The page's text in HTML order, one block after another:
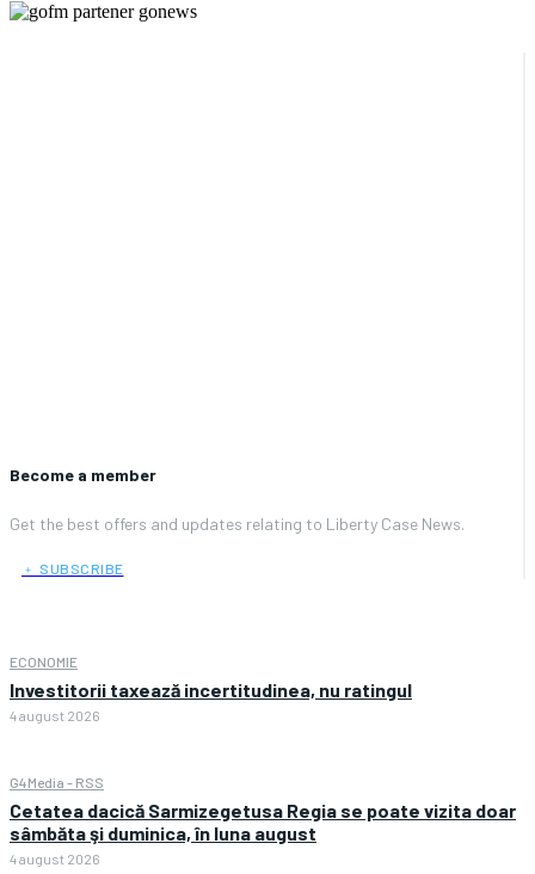
Become a member
Get the best offers and updates relating to Liberty Case News.
﹢ SUBSCRIBE
ECONOMIE
Investitorii taxează incertitudinea, nu ratingul
4 august 2026
G4Media - RSS
Cetatea dacică Sarmizegetusa Regia se poate vizita doar
sâmbăta şi duminica, în luna august
4 august 2026